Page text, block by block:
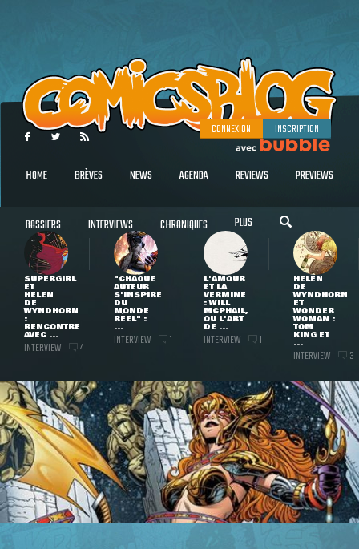
CONNEXION INSCRIPTION
HOME BRÈVES NEWS AGENDA REVIEWS PREVIEWS
DOSSIERS INTERVIEWS CHRONIQUES PLUS
SUPERGIRL
ET
HELEN
DE
WYNDHORN
:
RENCONTRE
AVEC ...
INTERVIEW 4
"CHAQUE
AUTEUR
S'INSPIRE
DU
MONDE
RÉEL" :
...
INTERVIEW 1
L'AMOUR
ET LA
VERMINE
: WILL
MCPHAIL,
OU L'ART
DE ...
INTERVIEW 1
HELEN
DE
WYNDHORN
ET
WONDER
WOMAN :
TOM
KING ET
...
INTERVIEW 3